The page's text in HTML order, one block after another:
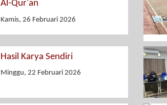
Al-Qur'an
Kamis, 26 Februari 2026
Hasil Karya Sendiri
Minggu, 22 Februari 2026